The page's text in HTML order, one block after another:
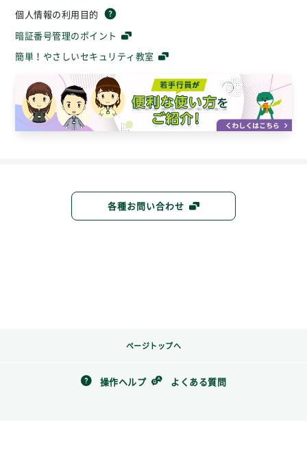
個人情報の利用目的
暗証番号管理のポイント
簡単！やさしいセキュリティ教室
各種お問い合わせ
ページトップへ
操作ヘルプ よくある質問